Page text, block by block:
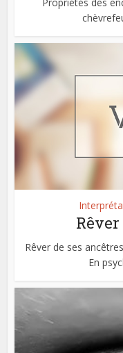
Rêver
Rêver de ses
En